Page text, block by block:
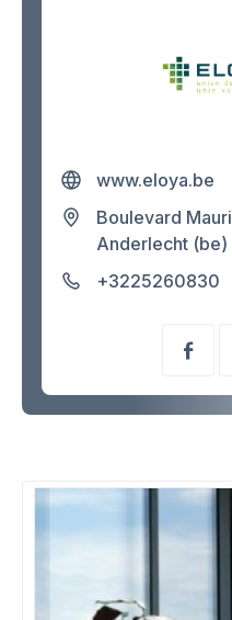
www.eloya.be
Boulevard
Anderlecht (be)
+3225260830